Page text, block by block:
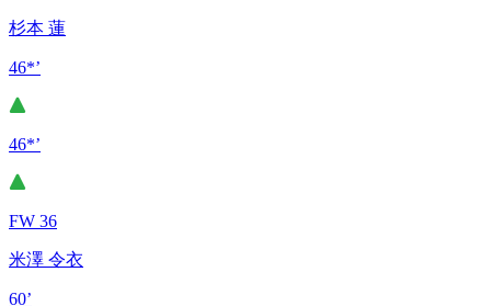
杉本 蓮
46*’
46*’
FW 36
米澤 令衣
60’